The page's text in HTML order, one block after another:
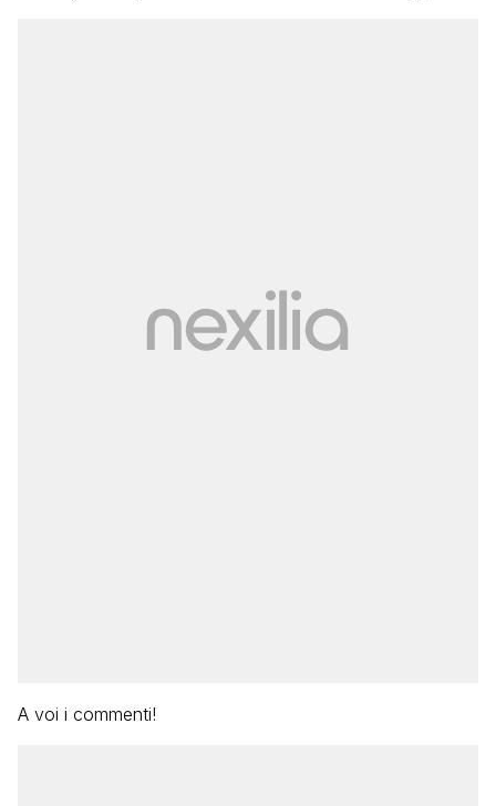
A voi i commenti!